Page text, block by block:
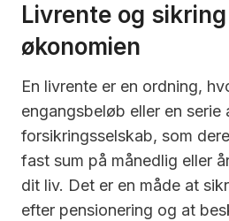
Livrente og
økonomien
En livrente er en ordning,
engangsbeløb eller en
forsikringsselskab, som
fast sum på månedlig eller
dit liv. Det er en måde at
efter pensionering og at